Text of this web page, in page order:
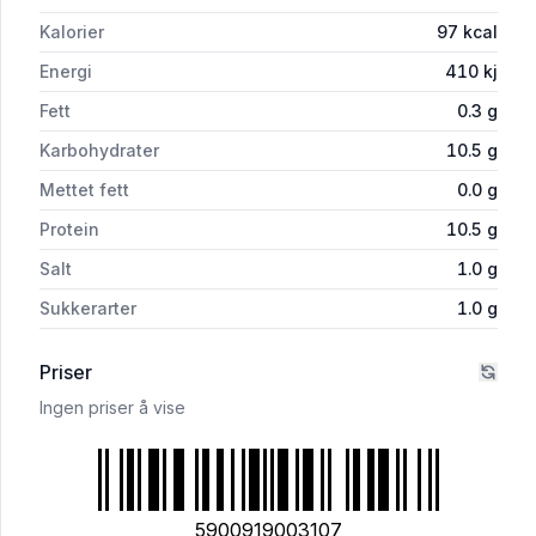
Kalorier 97 kcal
Energi
410 kj
Fett
0.3 g
Karbohydrater
10.5 g
Mettet fett
0.0 g
Protein
10.5 g
Salt
1.0 g
Sukkerarter
1.0 g
Priser
Ingen priser å vise
5900919003107